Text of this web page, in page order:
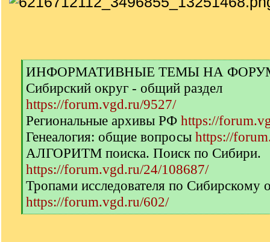
[
q
]
ИНФОРМАТИВНЫЕ ТЕМЫ НА
Сибирский округ - общий раздел
https://forum.vgd.ru/9527/
Региональные архивы РФ https://
Генеалогия: общие вопросы https://
АЛГОРИТМ поиска. Поиск по Сибири.
https://forum.vgd.ru/24/108687/
Тропами исследователя по Сибирскому
https://forum.vgd.ru/602/
[